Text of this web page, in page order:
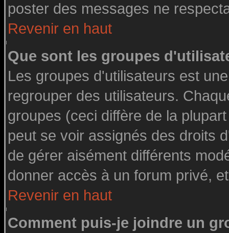
poster des messages ne
Revenir en haut
Que sont les groupes
Les groupes d'utilisateurs est
regrouper des utilisateurs.
groupes (ceci diffère de la
peut se voir assignés des droits
de gérer aisément différents
donner accès à un forum privé,
Revenir en haut
Comment puis-je joindre un